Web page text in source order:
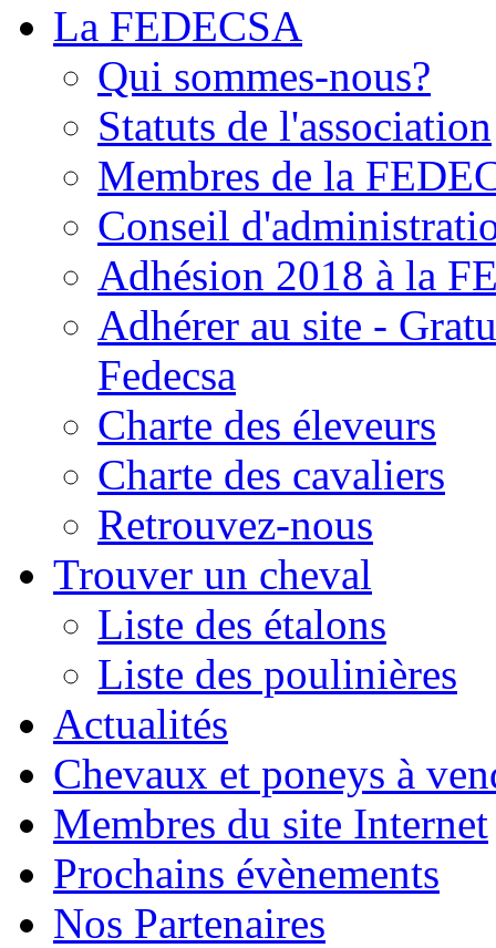
La FEDECSA
Qui sommes-nous?
Statuts de l'association
Membres de la
Conseil
Adhésion 2018 à la
Adhérer au site -
Fedecsa
Charte des éleveurs
Charte des cavaliers
Retrouvez-nous
Trouver un cheval
Liste des étalons
Liste des poulinières
Actualités
Chevaux et poneys à
Membres du site Internet
Prochains évènements
Nos Partenaires